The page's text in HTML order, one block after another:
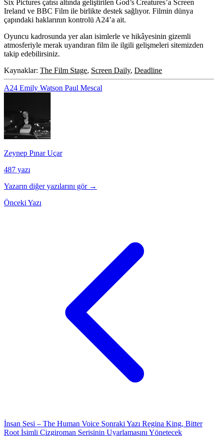
Six Pictures çatısı altında geliştirilen God’s Creatures’a Screen
Ireland ve BBC Film ile birlikte destek sağlıyor. Filmin dünya
çapındaki haklarının kontrolü A24’a ait.
Oyuncu kadrosunda yer alan isimlerle ve hikâyesinin gizemli
atmosferiyle merak uyandıran film ile ilgili gelişmeleri sitemizden
takip edebilirsiniz.
Kaynaklar: The Film Stage, Screen Daily, Deadline
A24 Emily Watson Paul Mescal
Zeynep Pınar Uçar
487 yazı
Yazarın diğer yazılarını gör →
Önceki Yazı
İnsan Sesi – The Human Voice Sonraki Yazı Regina King, Bitter
Root İsimli Çizgiroman Serisinin Uyarlamasını Yönetecek